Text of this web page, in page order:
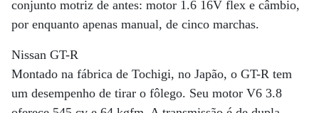
conjunto motriz de antes: motor 1.6 16V flex e câmbio,
por enquanto apenas manual, de cinco marchas.
Nissan GT-R
Montado na fábrica de Tochigi, no Japão, o GT-R tem
um desempenho de tirar o fôlego. Seu motor V6 3.8